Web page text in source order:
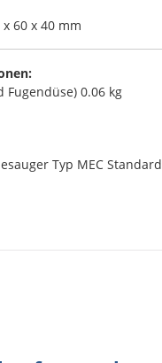
x 60 x 40 mm
Fugendüse) 0.06 kg
Typ MEC Standard